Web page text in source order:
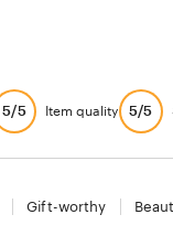
5/5 Item quality 5/5
Gift-worthy